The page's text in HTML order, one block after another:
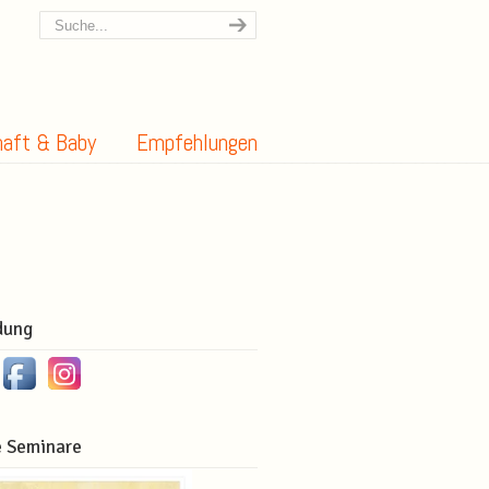
& Baby Empfehlungen
Seminare